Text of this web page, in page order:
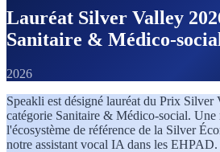
Lauréat Silver Valley
Sanitaire & Médico-
2026
Speakli est désigné lauréat du Prix Silver
catégorie Sanitaire & Médico-social. Une
l'écosystème de référence de la Silver
notre assistant vocal IA dans les EHPAD.